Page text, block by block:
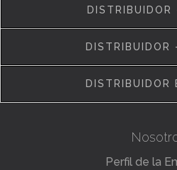
DISTRIBUIDOR
DISTRIBUIDOR
DISTRIBUIDOR
Perfil de la